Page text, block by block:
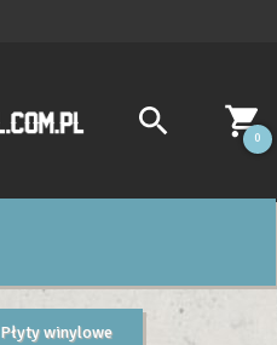
0
Płyty winylowe